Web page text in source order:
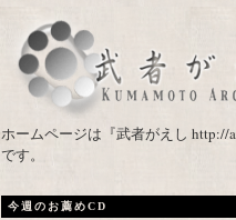
ホームページは『武者がえし http://
です。
今週のお薦めCD